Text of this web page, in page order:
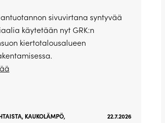
sivuvirtana syntyvää
käytetään nyt GRK:n
kiertotalousalueen
, KAUKOLÄMPÖ, 22.7.2026